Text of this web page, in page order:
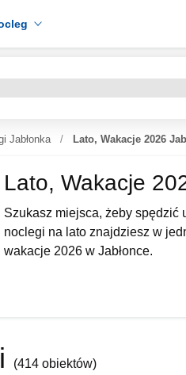
Jabłonka Lato, Wakacje 2026
Lato, Wakacje
Szukasz miejsca, żeby spędzić
noclegi na lato znajdziesz w
wakacje 2026 w Jabłonce.
(414 obiektów)